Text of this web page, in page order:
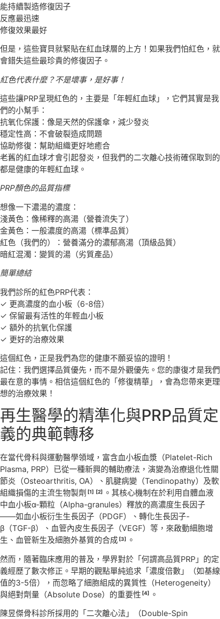
能持續製造修復因子
反應最迅速
修復效果最好
但是，這些寶貝就緊貼在紅血球層的上方！如果我們怕紅色，就
會錯失這些最珍貴的修復因子。
紅色代表什麼？不是壞事，是好事！
這些讓PRP呈現紅色的，主要是「年輕紅血球」，它們其實是我
們的小幫手：
抗氧化保護：像是天然的保護傘，減少發炎
穩定性高：不會破裂造成問題
協助修復：幫助組織更好地癒合
老舊的紅血球才會引起發炎，但我們的二次離心技術確保取到的
都是健康的年輕紅血球。
PRP顏色的品質指標
想像一下濃湯的濃度：
淺黃色：像稀釋的高湯（營養流失了）
金黃色：一般濃度的高湯（標準品質）
紅色（我們的）：營養滿分的濃郁高湯（頂級品質）
暗紅混濁：變質的湯（劣質產品）
簡單總結
我們診所的紅色PRP代表：
✓ 更高濃度的血小板（6-8倍）
✓ 保留最有活性的年輕血小板
✓ 額外的抗氧化保護
✓ 更好的治療效果
這個紅色，正是我們為您的健康不願妥協的證明！
記住：我們選擇品質優先，而不是外觀優先。您的康復才是我們
最在意的事情。相信這個紅色的「修復精華」，會為您帶來更理
想的治療效果！
再生醫學的精準化與PRP品質定
義的典範轉移
在當代骨科與運動醫學領域，富含血小板血漿（Platelet-Rich
Plasma, PRP）已從一種新興的輔助療法，演變為治療退化性關
節炎（Osteoarthritis, OA）、肌腱病變（Tendinopathy）及軟
組織損傷的主流生物製劑 [1] [2]
。其核心機制在於利用自體血液
中血小板α-顆粒（Alpha-granules）釋放的高濃度生長因子
——如血小板衍生生長因子（PDGF）、轉化生長因子-
β（TGF-β）、血管內皮生長因子（VEGF）等，來啟動細胞增
生、血管新生及細胞外基質的合成 [3]
。
然而，隨著臨床應用的普及，學界對於「何謂高品質PRP」的定
義經歷了數次修正。早期的觀點單純追求「濃度倍數」（如基線
值的3-5倍），而忽略了細胞組成的異質性（Heterogeneity）
與絕對劑量（Absolute Dose）的重要性 [4]
。
陳昱傑骨科診所採用的「二次離心法」（Double-Spin